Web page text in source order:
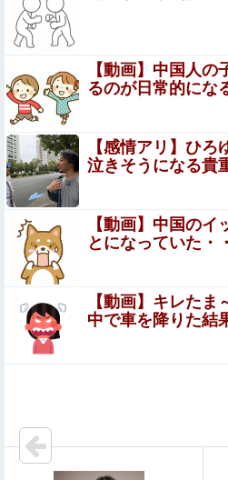
【悲報】 男の趣味Tier表、ヤバ
【衝撃】ワイのパッパ、会社で
ｗｗｗｗｗｗｗｗｗｗ
楽しんご「ジャンポケ斉藤さん
言ってる癖にフ●ラするとか口だ
誌から金もらってるだろ」
女子生徒「土下座しながらオ○
生徒への性的いじめ動画が●●す
【動画】ロシア軍のドローンを
ウクライナ。
釘宮理恵の声聞くだけでムク
【閲覧注意】有名タレント(48歳
旦那との出会いは親にも言って
【動画】中国人
るのが日常的にな
【感情アリ】ひ
泣きそうになる貴
【動画】中国の
とになっていた・
【動画】キレた
中で車を降りた結